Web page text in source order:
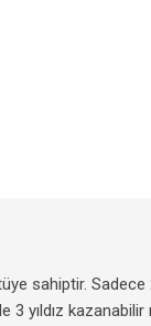
sahiptir.
3 yıldız